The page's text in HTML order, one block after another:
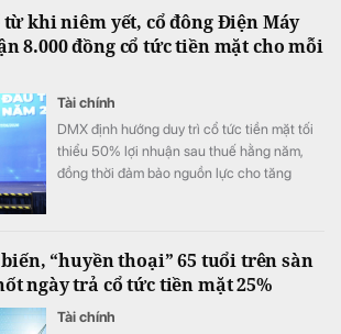
là 20%, xác định năm 2026 tăng tốc triển
khai Chiến lược Đột phá giai đoạn 2025–
từ khi niêm yết, cổ đông Điện Máy
8.000 đồng cổ tức tiền mặt cho mỗi
Tài chính
DMX định hướng duy trì cổ tức tiền mặt tối
thiểu 50% lợi nhuận sau thuế hằng năm,
đồng thời đảm bảo nguồn lực cho tăng
“huyền thoại” 65 tuổi trên sàn
ngày trả cổ tức tiền mặt 25%
Tài chính